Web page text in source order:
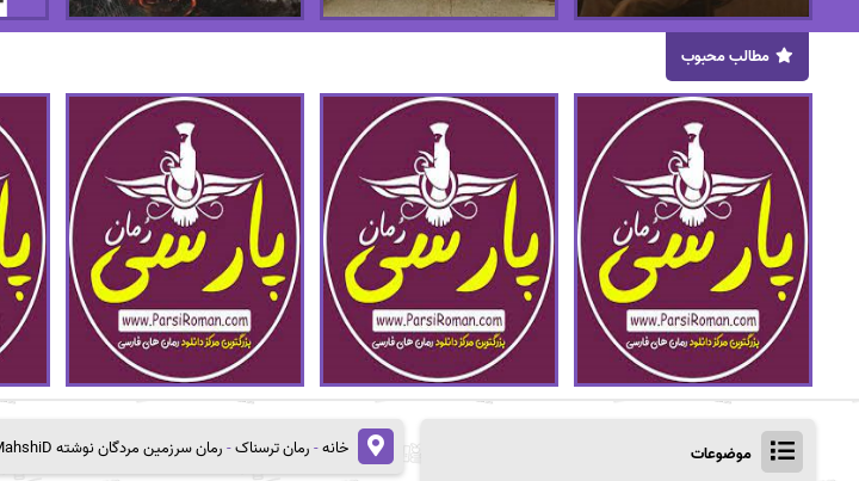
مطالب محبوب
خانه-رمان ترسناک-رمان سرزمین مردگان نوشته MahshiD دانلود با لینک مستقیم موضوعات